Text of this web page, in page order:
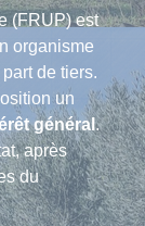
(FRUP) est
organisme
de tiers.
un
général.
après
du